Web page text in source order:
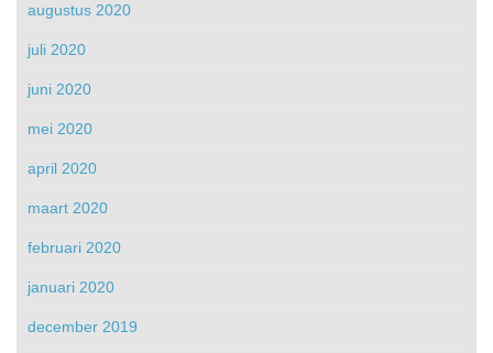
augustus 2020
juli 2020
juni 2020
mei 2020
april 2020
maart 2020
februari 2020
januari 2020
december 2019